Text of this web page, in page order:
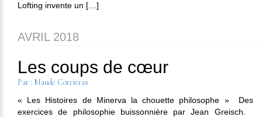
Lofting invente un […]
AVRIL 2018
Les coups de cœur
Par : Maude Corrieras
« Les Histoires de Minerva la chouette philosophe » Des
exercices de philosophie buissonnière par Jean Greisch.